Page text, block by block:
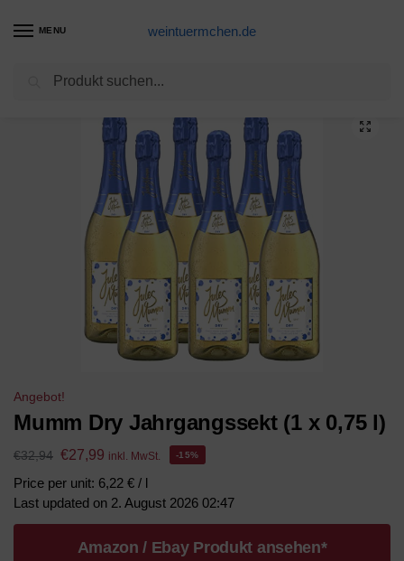
MENU weintuermchen.de
Sekt-Produkte / Mumm Dry Jahrgangssekt (1 x 0,75 l)
Angebot!
Mumm Dry Jahrgangssekt (1 x 0,75 l)
€32,94 €27,99 inkl. MwSt. -15%
Price per unit: 6,22 € / l
Last updated on 2. August 2026 02:47
Amazon / Ebay Produkt ansehen*